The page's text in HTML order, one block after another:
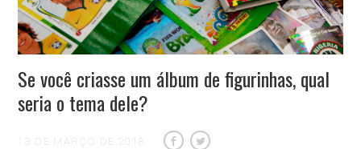
Se você criasse um álbum de figurinhas, qual
seria o tema dele?
13 DE MARÇO DE 2018